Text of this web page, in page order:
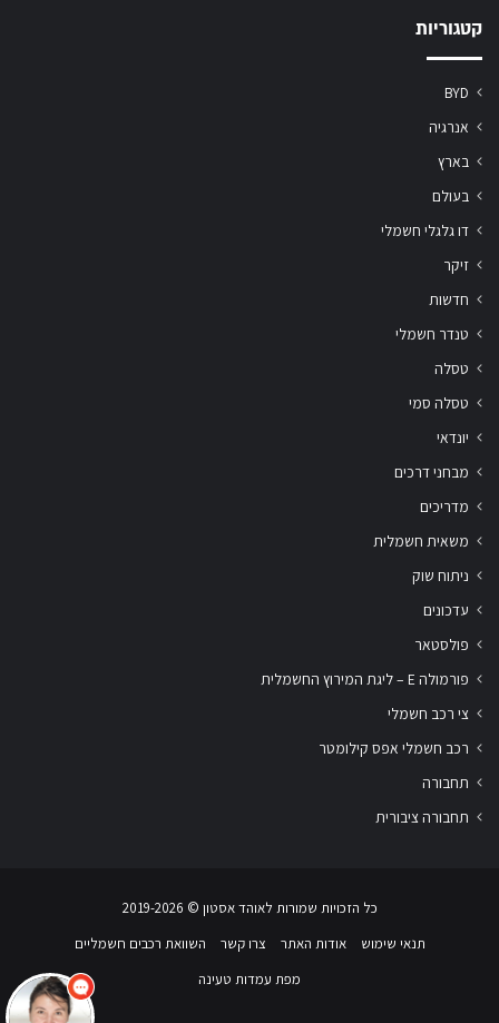
קטגוריות
BYD
אנרגיה
בארץ
בעולם
דו גלגלי חשמלי
זיקר
חדשות
טנדר חשמלי
טסלה
טסלה סמי
יונדאי
מבחני דרכים
מדריכים
משאית חשמלית
ניתוח שוק
עדכונים
פולסטאר
פורמולה E – ליגת המירוץ החשמלית
צי רכב חשמלי
רכב חשמלי אפס קילומטר
תחבורה
תחבורה ציבורית
כל הזכויות שמורות לאוהד אסטון ‏© 2019-2026
תנאי שימוש
אודות האתר צרו קשר
השוואת רכבים חשמליים
מפת עמדות טעינה
צריך עזרה? התחל